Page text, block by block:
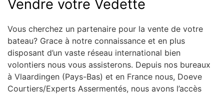
Vendre votre Vedette
Vous cherchez un partenaire pour la vente de votre
bateau? Grace à notre connaissance et en plus
disposant d’un vaste réseau international bien
volontiers nous vous assisterons. Depuis nos bureaux
à Vlaardingen (Pays-Bas) et en France nous, Doeve
Courtiers/Experts Assermentés, nous avons l’accès